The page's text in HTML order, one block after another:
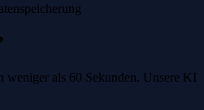
weniger als 60 Sekunden. Unsere KI